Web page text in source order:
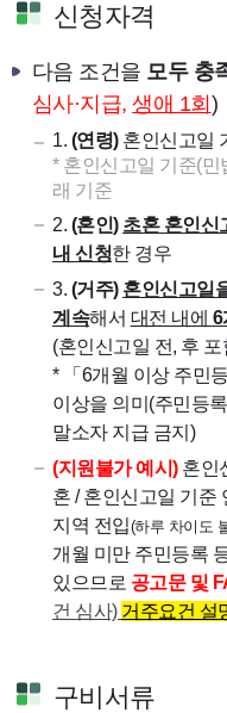
신청자격
다음 조건을 모두 충
심사·지급,생애 1회 )
1. (연령)혼인신고일
* 혼인신고일 기준(민
래 기준
2. (혼인) 초혼 혼인신
내 신청한 경우
3. (거주) 혼인신고일
계속해서 대전 내에 6
(혼인신고일 전, 후 포
* 「6개월 이상 주민
이상을 의미(주민등
말소자 지급 금지)
(지원불가 예시) 혼인
혼 / 혼인신고일 기준
지역 전입(하루 차이도
개월 미만 주민등록
있으므로 공고문 및
건 심사) 거주요건 설
구비서류